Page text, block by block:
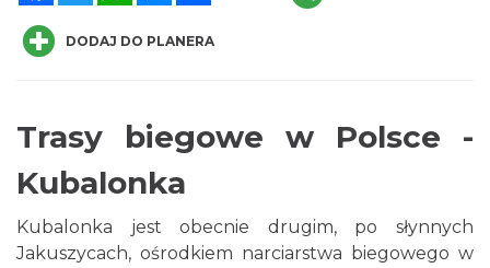
DODAJ DO PLANERA
Trasy biegowe w Polsce -
Kubalonka
Kubalonka jest obecnie drugim, po słynnych
Jakuszycach, ośrodkiem narciarstwa biegowego w